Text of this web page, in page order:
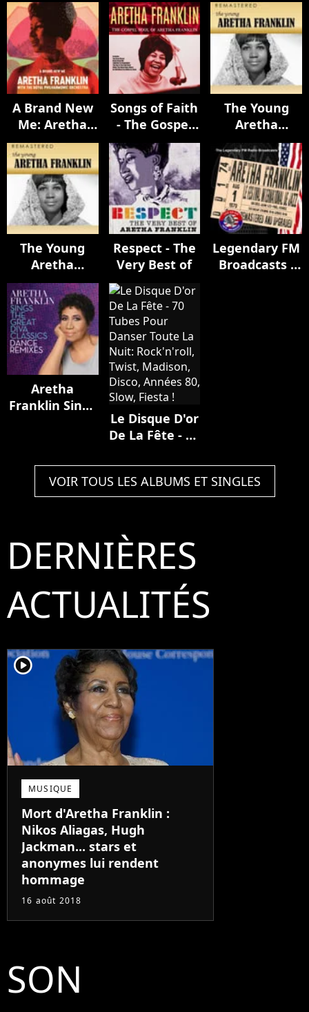
A Brand New
Me: Aretha
Franklin (with
The Royal
Philharmonic
Orchestra)
Songs of Faith
- The Gospel
Soul of Aretha
Franklin
The Young
Aretha
Franklin
(Remastered)
The Young
Aretha
Franklin
(Remastered)
Respect - The
Very Best of
Legendary FM
Broadcasts -
Aretha
Franklin Sings
Remixes
Le Disque D'or
De La Fête - 70
Danser Toute
La Nuit:
Rock'n'roll,
Madison,
Disco, Années
80, Slow,
VOIR TOUS LES ALBUMS ET SINGLES
DERNIÈRES
ACTUALITÉS
player2
MUSIQUE
Mort d'Aretha Franklin :
Nikos Aliagas, Hugh
Jackman... stars et
anonymes lui rendent
hommage
16 août 2018
SON